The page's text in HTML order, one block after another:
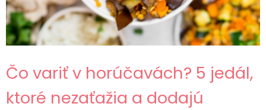
Čo variť v horúčavách? 5 jedál,
ktoré nezaťažia a dodajú